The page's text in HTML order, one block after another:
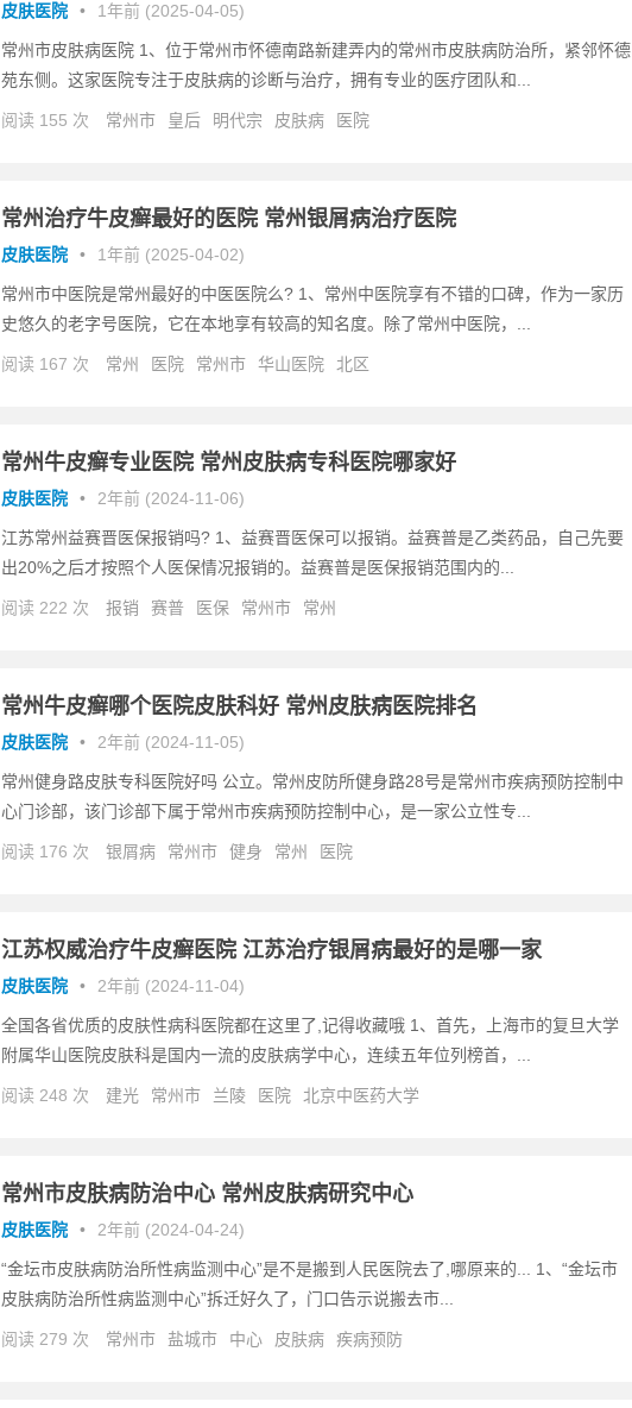
皮肤医院 • 1年前 (2025-04-05)
常州市皮肤病医院 1、位于常州市怀德南路新建弄内的常州市皮肤病防治所，紧邻怀德
苑东侧。这家医院专注于皮肤病的诊断与治疗，拥有专业的医疗团队和...
阅读 155 次 常州市 皇后 明代宗 皮肤病 医院
常州治疗牛皮癣最好的医院 常州银屑病治疗医院
皮肤医院 • 1年前 (2025-04-02)
常州市中医院是常州最好的中医医院么? 1、常州中医院享有不错的口碑，作为一家历
史悠久的老字号医院，它在本地享有较高的知名度。除了常州中医院，...
阅读 167 次 常州 医院 常州市 华山医院 北区
常州牛皮癣专业医院 常州皮肤病专科医院哪家好
皮肤医院 • 2年前 (2024-11-06)
江苏常州益赛晋医保报销吗? 1、益赛晋医保可以报销。益赛普是乙类药品，自己先要
出20%之后才按照个人医保情况报销的。益赛普是医保报销范围内的...
阅读 222 次 报销 赛普 医保 常州市 常州
常州牛皮癣哪个医院皮肤科好 常州皮肤病医院排名
皮肤医院 • 2年前 (2024-11-05)
常州健身路皮肤专科医院好吗 公立。常州皮防所健身路28号是常州市疾病预防控制中
心门诊部，该门诊部下属于常州市疾病预防控制中心，是一家公立性专...
阅读 176 次 银屑病 常州市 健身 常州 医院
江苏权威治疗牛皮癣医院 江苏治疗银屑病最好的是哪一家
皮肤医院 • 2年前 (2024-11-04)
全国各省优质的皮肤性病科医院都在这里了,记得收藏哦 1、首先，上海市的复旦大学
附属华山医院皮肤科是国内一流的皮肤病学中心，连续五年位列榜首，...
阅读 248 次 建光 常州市 兰陵 医院 北京中医药大学
常州市皮肤病防治中心 常州皮肤病研究中心
皮肤医院 • 2年前 (2024-04-24)
“金坛市皮肤病防治所性病监测中心”是不是搬到人民医院去了,哪原来的... 1、“金坛市
皮肤病防治所性病监测中心”拆迁好久了，门口告示说搬去市...
阅读 279 次 常州市 盐城市 中心 皮肤病 疾病预防